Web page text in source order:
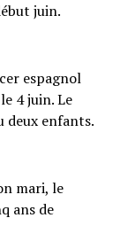
juin.
espagnol
4 juin. Le
deux enfants.
mari, le
ans de